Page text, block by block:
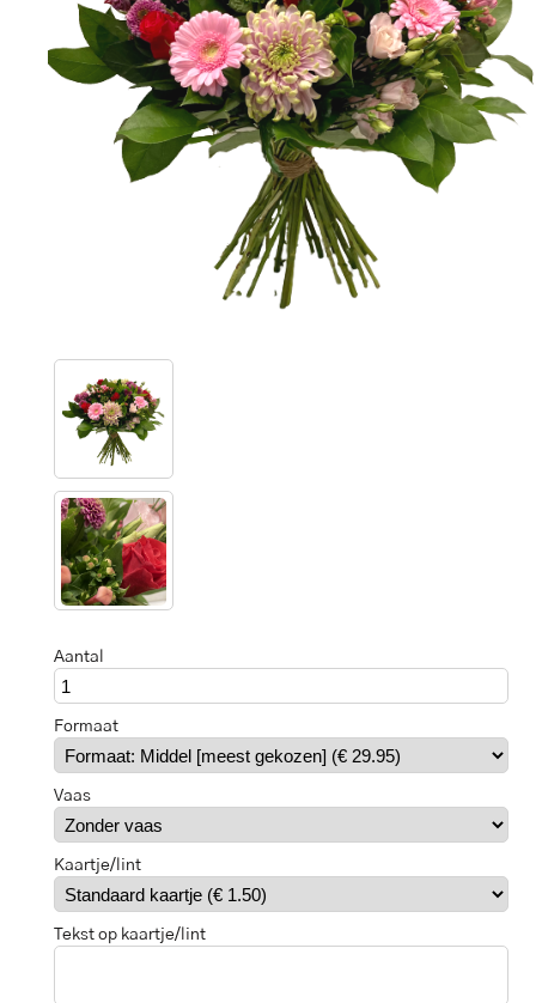
Aantal
Formaat
Vaas
Kaartje/lint
Tekst op kaartje/lint